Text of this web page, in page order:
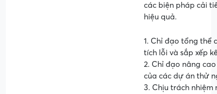
các biện pháp cải
hiệu quả.
1. Chỉ đạo tổng thể
tích lỗi và sắp xếp
2. Chỉ đạo nâng
của các dự án thử
3. Chịu trách